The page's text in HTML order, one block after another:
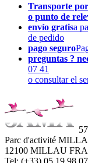
Transporte
o punto de
envío gratisa
de pedido
pago seguro
preguntas ?
07 41
o consultar el
Parc d'activité
12100 MILLAU
Tel: (+33) 05 19 98